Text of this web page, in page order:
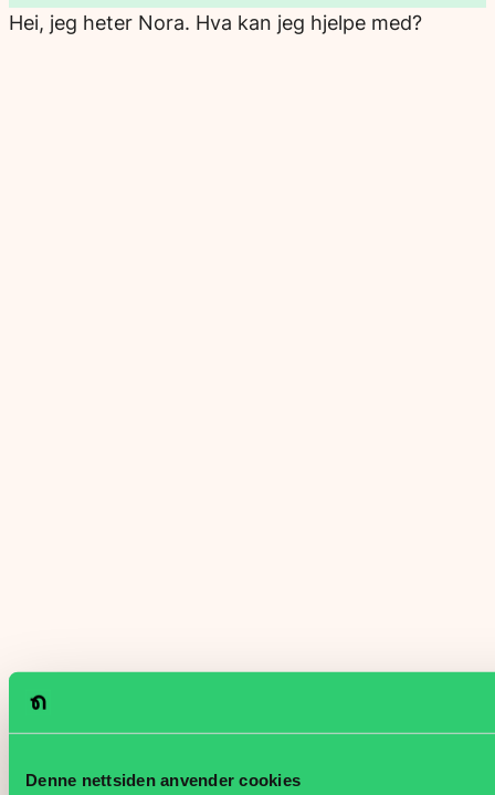
Denne nettsiden anvender cookies
Hei, jeg heter Nora. Hva kan jeg hjelpe med?